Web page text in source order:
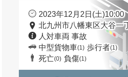
2023年12月2日(土)10:00
北九州市八幡東区大谷一
人対車両 事故
中型貨物車(1) 歩行者(1)
死亡(0) 負傷(1)